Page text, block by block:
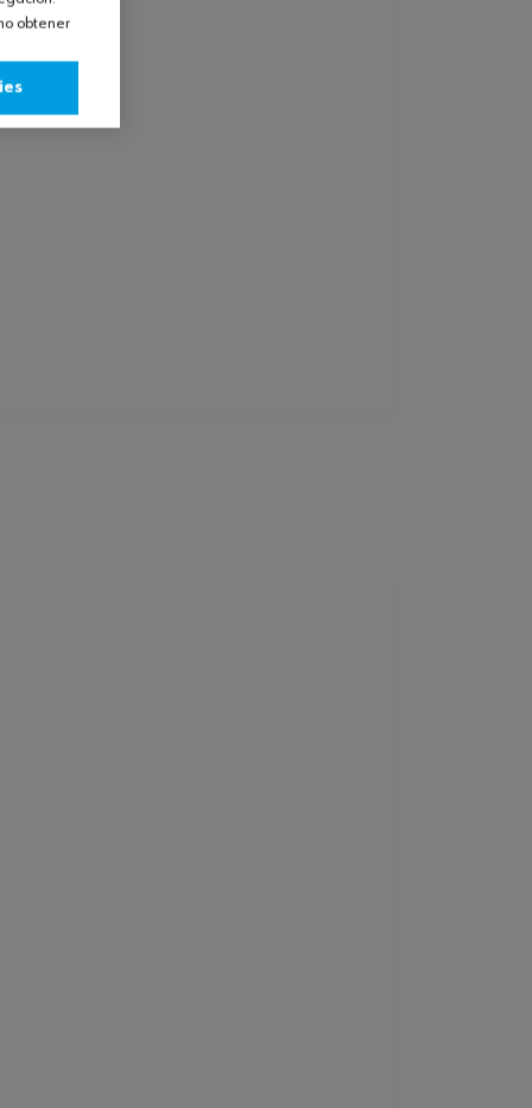
obtener